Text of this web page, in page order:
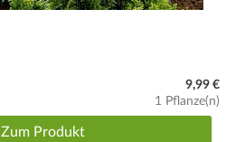
9,99 €
1 Pflanze(n)
Zum Produkt